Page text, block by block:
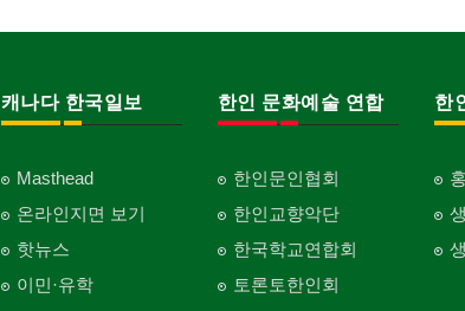
캐나다 한국일보
Masthead
온라인지면 보기
핫뉴스
이민·유학
한인 문화예술 연합
한인문인협회
한인교향악단
한국학교연합회
토론토한인회
한